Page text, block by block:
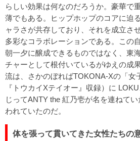
らしい効果は何なのだろうか。豪華で
薄でもある。ヒップホップのコアに迫
ャラさが共存しており、それを成立さ
多彩なコラボレーションである。この
朝一夕に醸成できるものではなく、東
チャーとして根付いているがゆえの成
流は、さかのぼればTOKONA-Xの「女
『トウカイXテイオー』収録）に
じってANTY the 紅乃壱が名を連ねて
われていたのだ。
体を張って貫いてきた女性たちの